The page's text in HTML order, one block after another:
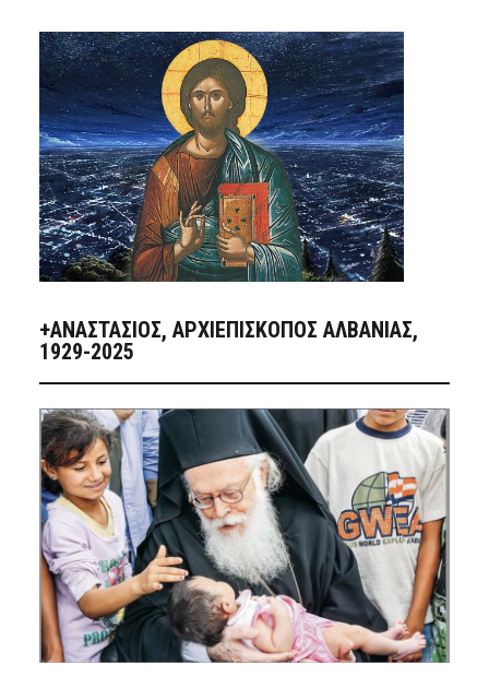
+ΑΝΑΣΤΆΣΙΟΣ, ΑΡΧΙΕΠΊΣΚΟΠΟΣ ΑΛΒΑΝΊΑΣ,
1929-2025